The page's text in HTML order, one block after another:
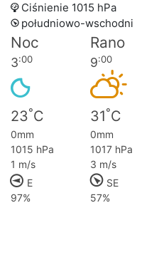
Ciśnienie 1015 hPa
południowo-wschodni
Noc Rano
3:00 9:00
23°C 31°C
0mm 0mm
1015 hPa
1017 hPa
1 m/s
3 m/s
E
SE
97%
57%